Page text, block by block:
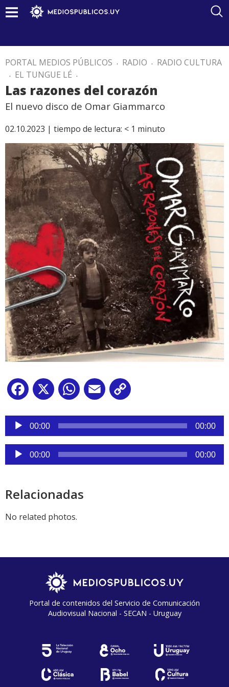
PORTAL MEDIOS PÚBLICOS . RADIO . RADIO CULTURA
. EL TUNGUE LÉ .
Las razones del corazón
El nuevo disco de Omar Giammarco
02.10.2023 | tiempo de lectura: < 1 minuto
Facebook
X WhatsApp
Email
Reproductor
audio
00:00 00:00
Reproductor
de
00:00 00:00
Relacionadas
No related photos.
Portal de contenidos del Servicio de Comunicación
Audiovisual Nacional - SECAN - Uruguay